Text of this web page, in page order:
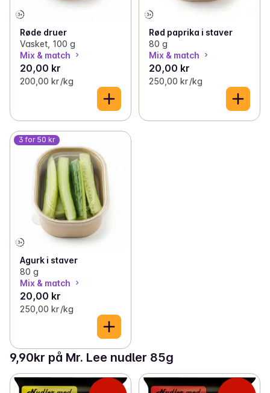
Røde druer
Vasket, 100 g
Mix & match
20,00 kr
200,00 kr /kg
Rød paprika i staver
80 g
Mix & match
20,00 kr
250,00 kr /kg
3 for 50 kr
Agurk i staver
80 g
Mix & match
20,00 kr
250,00 kr /kg
9,90kr på Mr. Lee nudler 85g